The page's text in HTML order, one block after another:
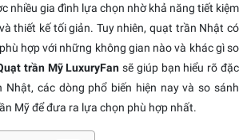
nhiều gia đình lựa chọn nhờ khả năng tiết kiệm
thiết kế tối giản. Tuy nhiên, quạt trần Nhật có
hợp với những không gian nào và khác gì so
trần Mỹ LuxuryFan sẽ giúp bạn hiểu rõ đặc
Nhật, các dòng phổ biến hiện nay và so sánh
Mỹ để đưa ra lựa chọn phù hợp nhất.